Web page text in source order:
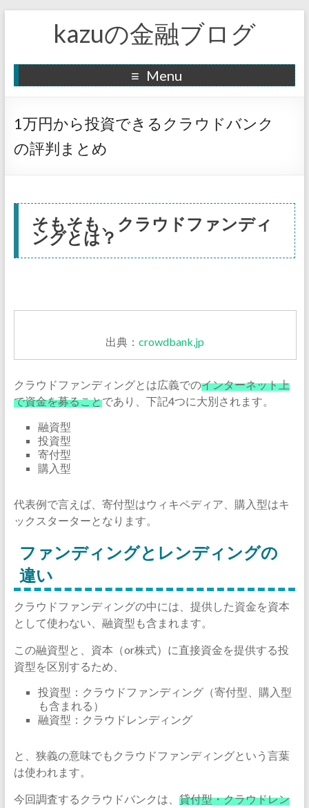
kazuの金融ブログ
Menu
1万円から投資できるクラウドバンク
の評判まとめ
そもそも、クラウドファンディ
ングとは？
出典：crowdbank,jp
クラウドファンディングとは広義でのインターネット上
で資金を募ることであり、下記4つに大別されます。
融資型
投資型
寄付型
購入型
代表例で言えば、寄付型はウィキペディア、購入型はキ
ックスターターとなります。
ファンディングとレンディングの
違い
クラウドファンディングの中には、提供した資金を資本
として使わない、融資型も含まれます。
この融資型と、資本（or株式）に直接資金を提供する投
資型を区別するため、
投資型：クラウドファンディング（寄付型、購入型
も含まれる）
融資型：クラウドレンディング
と、狭義の意味でもクラウドファンディングという言葉
は使われます。
今回調査するクラウドバンクは、 貸付型・クラウドレン